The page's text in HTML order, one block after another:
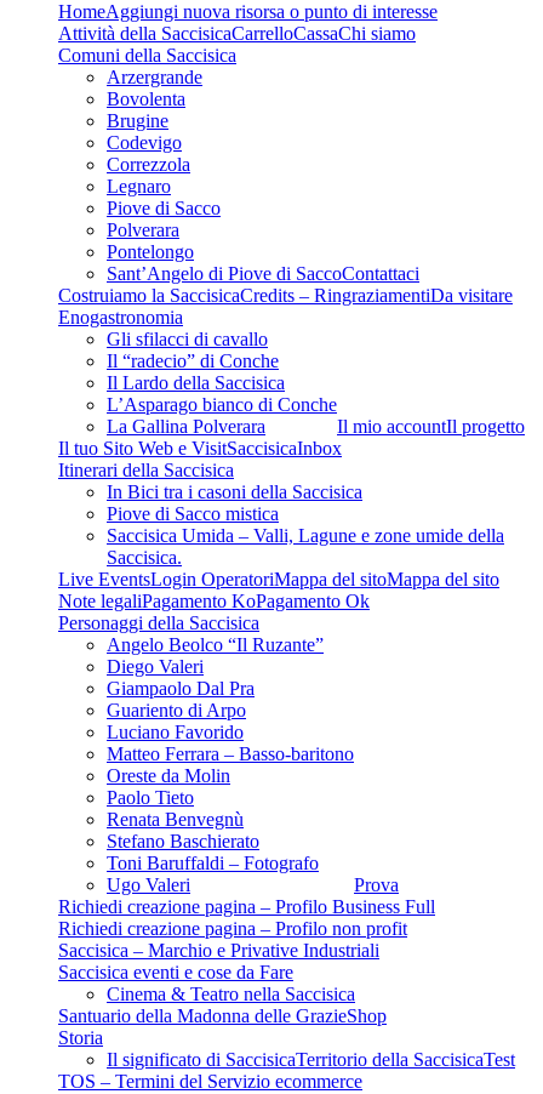
HomeAggiungi nuova risorsa o punto di interesse
Attività della SaccisicaCarrelloCassaChi siamo
Comuni della Saccisica
Arzergrande
Bovolenta
Brugine
Codevigo
Correzzola
Legnaro
Piove di Sacco
Polverara
Pontelongo
Sant’Angelo di Piove di SaccoContattaci
Costruiamo la SaccisicaCredits – RingraziamentiDa visitare
Enogastronomia
Gli sfilacci di cavallo
Il “radecio” di Conche
Il Lardo della Saccisica
L’Asparago bianco di Conche
La Gallina Polverara
Il mio accountIl progetto
Il tuo Sito Web e VisitSaccisicaInbox
Itinerari della Saccisica
In Bici tra i casoni della Saccisica
Piove di Sacco mistica
Saccisica Umida – Valli, Lagune e zone umide della
Saccisica.
Live EventsLogin OperatoriMappa del sitoMappa del sito
Note legaliPagamento KoPagamento Ok
Personaggi della Saccisica
Angelo Beolco “Il Ruzante”
Diego Valeri
Giampaolo Dal Pra
Guariento di Arpo
Luciano Favorido
Matteo Ferrara – Basso-baritono
Oreste da Molin
Paolo Tieto
Renata Benvegnù
Stefano Baschierato
Toni Baruffaldi – Fotografo
Ugo Valeri
Prova
Richiedi creazione pagina – Profilo Business Full
Richiedi creazione pagina – Profilo non profit
Saccisica – Marchio e Privative Industriali
Saccisica eventi e cose da Fare
Cinema & Teatro nella Saccisica
Santuario della Madonna delle GrazieShop
Storia
Il significato di SaccisicaTerritorio della SaccisicaTest
TOS – Termini del Servizio ecommerce